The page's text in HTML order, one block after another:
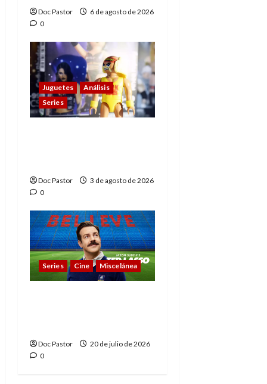
Doc Pastor
6 de agosto de 2026
0
Juguetes
Análisis
Series
Doc Pastor
3 de agosto de 2026
0
Series Cine Miscelánea
Doc Pastor
20 de julio de 2026
0